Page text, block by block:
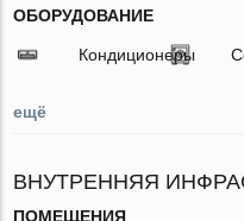
ОБОРУДОВАНИЕ
Кондиционеры
ещё
ВНУТРЕННЯЯ
ПОМЕЩЕНИЯ